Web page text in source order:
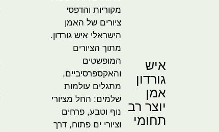
איש
גורדון
אמן
יוצר רב
תחומי
מקוריות והדפסי
ציורים של האמן
הישראלי איש גורדון.
מתוך הציורים
המופשטים
והאקספרסיביים,
מתגלים עולמות
שלמים: החל מציורי
נוף וטבע, פרחים
וציורי ים פתוח, דרך